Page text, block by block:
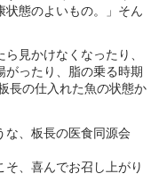
状態のよいもの。」そん
見かけなくなったり、
ったり、脂の乗る時期
長の仕入れた魚の状態か
な、板長の医食同源会
、喜んでお召し上がり